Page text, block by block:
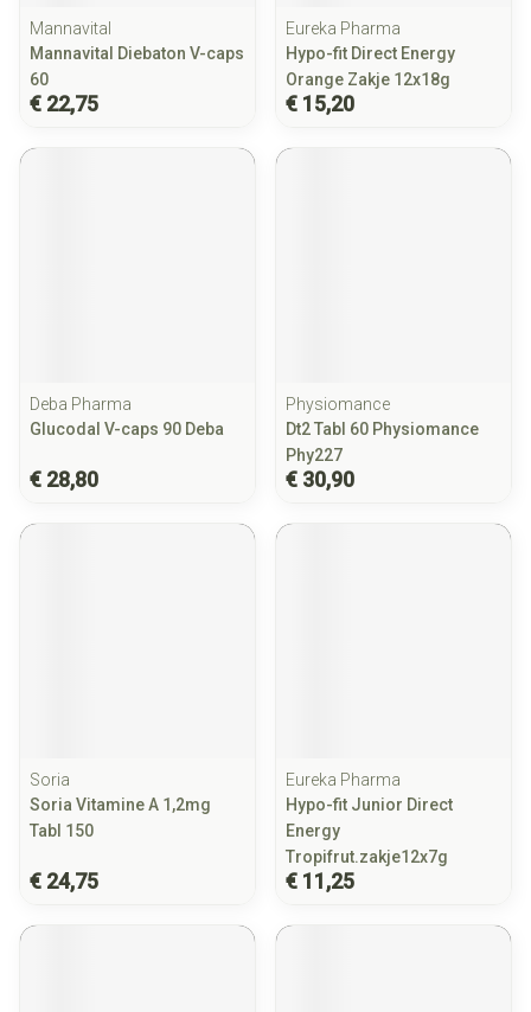
Mannavital
Mannavital Diebaton V-caps
60
€ 22,75
Eureka Pharma
Hypo-fit Direct Energy
Orange Zakje 12x18g
€ 15,20
Deba Pharma
Glucodal V-caps 90 Deba
€ 28,80
Physiomance
Dt2 Tabl 60 Physiomance
Phy227
€ 30,90
Soria
Soria Vitamine A 1,2mg
Tabl 150
€ 24,75
Eureka Pharma
Hypo-fit Junior Direct
Energy
Tropifrut.zakje12x7g
€ 11,25